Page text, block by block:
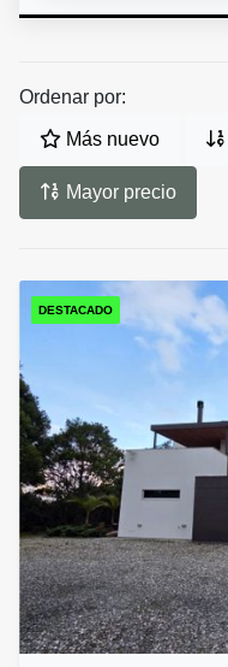
Ordenar por:
Más nuevo
Mayor precio
DESTACADO